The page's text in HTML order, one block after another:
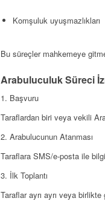
Komşuluk uyuşmazlıkları
Bu süreçler mahkemeye
Arabuluculuk Süreci
1. Başvuru
Taraflardan biri veya vekili
2. Arabulucunun Atanması
Taraflara SMS/e-posta ile
3. İlk Toplantı
Taraflar ayrı ayrı veya birlikte